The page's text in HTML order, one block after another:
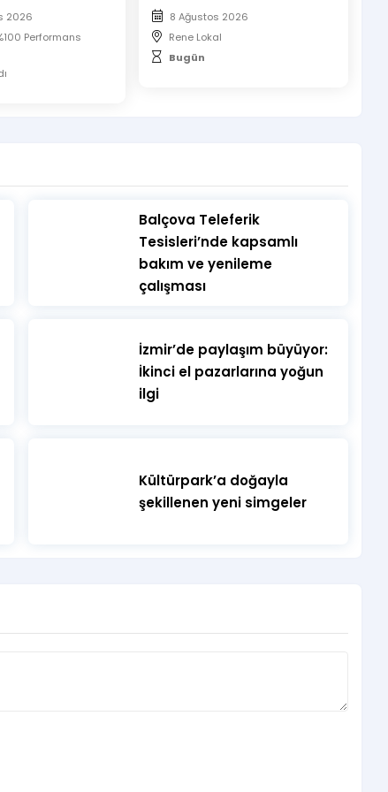
2026
Performans
8 Ağustos 2026
Rene Lokal
Bugün
​Balçova Teleferik
Tesisleri’nde kapsamlı
bakım ve yenileme
çalışması
İzmir’de paylaşım büyüyor:
İkinci el pazarlarına yoğun
ilgi
Kültürpark’a doğayla
şekillenen yeni simgeler